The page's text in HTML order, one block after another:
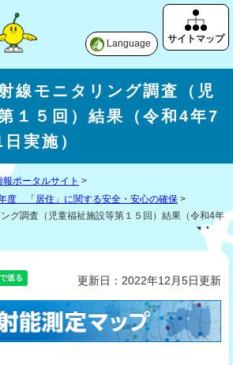
Language
線モニタリング調査（児
１５回）結果（令和4年7
実施）
ポータルサイト >
度 「居住」に関する安全・安心の確保 >
グ調査（児童福祉施設等第１５回）結果（令和4年
更新日：2022年12月5日更新